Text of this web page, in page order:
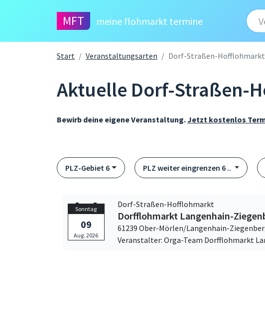
MFT meine flohmarkt termine
Start Veranstaltungsarten Dorf-Straßen-Hofflohmarkt
Aktuelle Dorf-Straßen-
Bewirb deine eigene Veranstaltung.Jetzt kostenlos
PLZ-Gebiet 6 PLZ weiter eingrenzen 6 ..
Sonntag
09
Aug. 2026
Dorf-Straßen-Hofflohmarkt
Dorfflohmarkt Langenhain-
61239 Ober-Mörlen/Langenhain-
Veranstalter: Orga-Team Dorfflohmarkt